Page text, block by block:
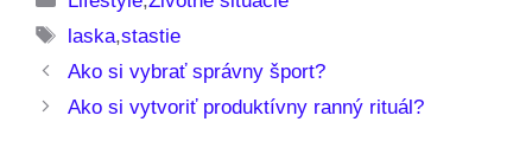
Značky
laska,stastie
Ako si vybrať správny šport?
Ako si vytvoriť produktívny ranný rituál?